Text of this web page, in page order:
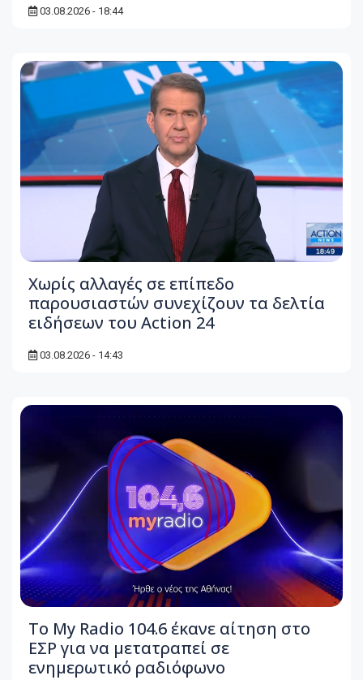
03.08.2026 - 18:44
Χωρίς αλλαγές σε επίπεδο
παρουσιαστών συνεχίζουν τα δελτία
ειδήσεων του Action 24
03.08.2026 - 14:43
Το My Radio 104.6 έκανε αίτηση στο
ΕΣΡ για να μετατραπεί σε
ενημερωτικό ραδιόφωνο